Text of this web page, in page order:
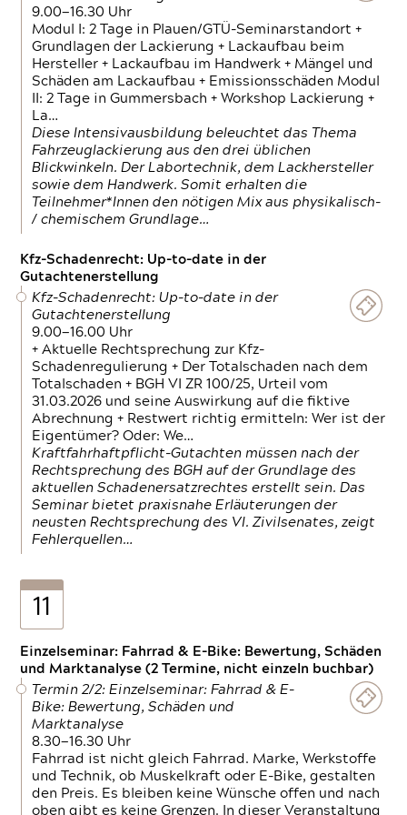
9.00—16.30 Uhr
Modul I: 2 Tage in Plauen/GTÜ-Seminarstandort +
Grundlagen der Lackierung + Lackaufbau beim
Hersteller + Lackaufbau im Handwerk + Mängel und
Schäden am Lackaufbau + Emissionsschäden Modul
II: 2 Tage in Gummersbach + Workshop Lackierung +
La…
Diese Intensivausbildung beleuchtet das Thema
Fahrzeuglackierung aus den drei üblichen
Blickwinkeln. Der Labortechnik, dem Lackhersteller
sowie dem Handwerk. Somit erhalten die
Teilnehmer*Innen den nötigen Mix aus physikalisch-
/ chemischem Grundlage…
Kfz-Schadenrecht: Up-to-date in der
Gutachtenerstellung
Kfz-Schadenrecht: Up-to-date in der
Gutachtenerstellung
9.00—16.00 Uhr
+ Aktuelle Rechtsprechung zur Kfz-
Schadenregulierung + Der Totalschaden nach dem
Totalschaden + BGH VI ZR 100/25, Urteil vom
31.03.2026 und seine Auswirkung auf die fiktive
Abrechnung + Restwert richtig ermitteln: Wer ist der
Eigentümer? Oder: We…
Kraftfahrhaftpflicht-Gutachten müssen nach der
Rechtsprechung des BGH auf der Grundlage des
aktuellen Schadenersatzrechtes erstellt sein. Das
Seminar bietet praxisnahe Erläuterungen der
neusten Rechtsprechung des VI. Zivilsenates, zeigt
Fehlerquellen…
11
Einzelseminar: Fahrrad & E-Bike: Bewertung, Schäden
und Marktanalyse (2 Termine, nicht einzeln buchbar)
Termin 2/2: Einzelseminar: Fahrrad & E-
Bike: Bewertung, Schäden und
Marktanalyse
8.30—16.30 Uhr
Fahrrad ist nicht gleich Fahrrad. Marke, Werkstoffe
und Technik, ob Muskelkraft oder E-Bike, gestalten
den Preis. Es bleiben keine Wünsche offen und nach
oben gibt es keine Grenzen. In dieser Veranstaltung